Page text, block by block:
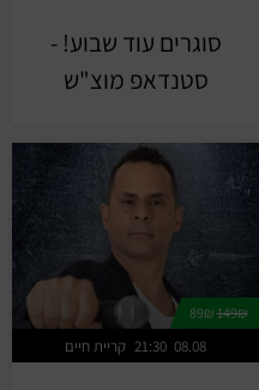
סוגרים עוד שבוע! -
סטנדאפ מוצ"ש
149₪
89₪
קריית חיים 21:30 08.08